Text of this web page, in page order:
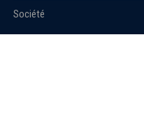
Société